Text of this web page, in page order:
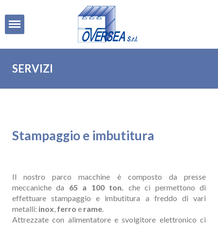
Open
SERVIZI
Stampaggio e imbutitura
Il nostro parco macchine è composto da presse
meccaniche da 65 a 100 ton. che ci permettono di
effettuare stampaggio e imbutitura a freddo di vari
metalli: inox, ferro e rame.
Attrezzate con alimentatore e svolgitore elettronico ci